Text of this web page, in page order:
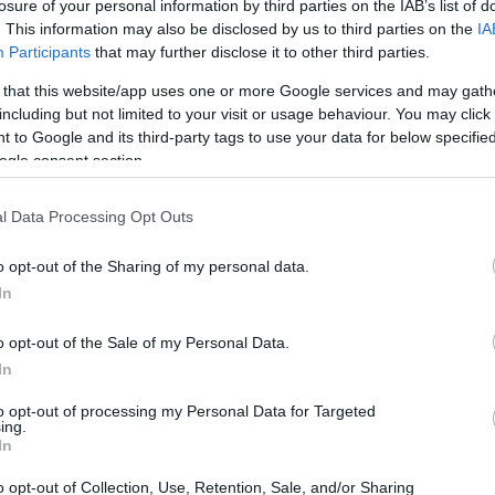
of your personal information by third parties on the IAB’s list of
This information may also be disclosed by us to third parties on the
Participants that may further disclose it to other third parties.
that this website/app uses one or more Google services and may
but not limited to your visit or usage behaviour. You may
to Google and its third-party tags to use your data for below
consent section.
Data Processing Opt Outs
opt-out of the Sharing of my personal data.
opt-out of the Sale of my Personal Data.
opt-out of processing my Personal Data for Targeted
opt-out of Collection, Use, Retention, Sale, and/or Sharing
Visualizza proposte di
Politiche dei prezzi online
Caratteristiche Prodotto
sui